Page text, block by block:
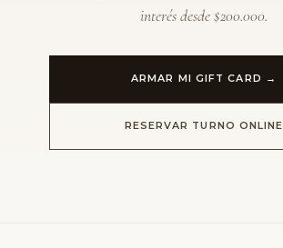
interés desde $200.000.
ARMAR MI GIFT CARD →
RESERVAR TURNO ONLINE